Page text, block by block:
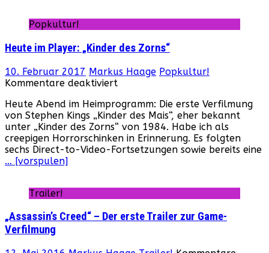
Neuverfilmung
von
Popkultur!
Heute im Player: „Kinder des Zorns“
10. Februar 2017 Markus Haage Popkultur!
Kommentare deaktiviert
im
Player:
„Kinder
des
Zorns“
Heute Abend im Heimprogramm: Die erste Verfilmung
von Stephen Kings „Kinder des Mais“, eher bekannt
unter „Kinder des Zorns“ von 1984. Habe ich als
creepigen Horrorschinken in Erinnerung. Es folgten
sechs Direct-to-Video-Fortsetzungen sowie bereits eine
… [vorspulen]
Trailer!
„Assassin’s Creed“ – Der erste Trailer zur Game-
Verfilmung